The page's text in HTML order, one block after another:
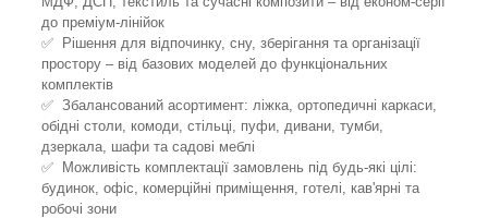
до преміум-лінійок
✅ Рішення для відпочинку, сну, зберігання та організації
простору – від базових моделей до функціональних
комплектів
✅ Збалансований асортимент: ліжка, ортопедичні каркаси,
обідні столи, комоди, стільці, пуфи, дивани, тумби,
дзеркала, шафи та садові меблі
✅ Можливість комплектації замовлень під будь-які цілі:
будинок, офіс, комерційні приміщення, готелі, кав'ярні та
робочі зони